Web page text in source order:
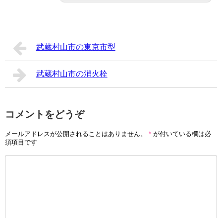
武蔵村山市の東京市型
武蔵村山市の消火栓
コメントをどうぞ
メールアドレスが公開されることはありません。 * が付いている欄は必
須項目です